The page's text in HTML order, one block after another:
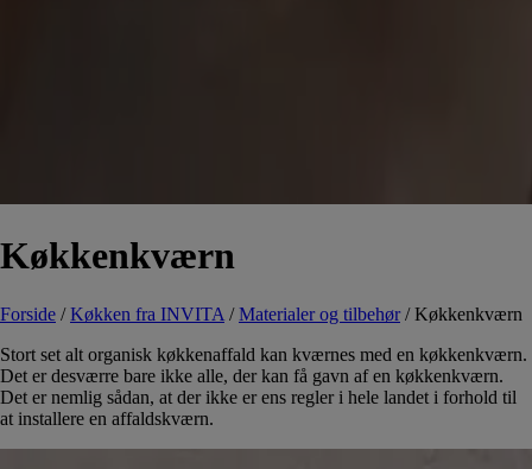
Køkkenkværn
Forside / Køkken fra INVITA / Materialer og tilbehør / Køkkenkværn
Stort set alt organisk køkkenaffald kan kværnes med en køkkenkværn.
Det er desværre bare ikke alle, der kan få gavn af en køkkenkværn.
Det er nemlig sådan, at der ikke er ens regler i hele landet i forhold til
at installere en affaldskværn.